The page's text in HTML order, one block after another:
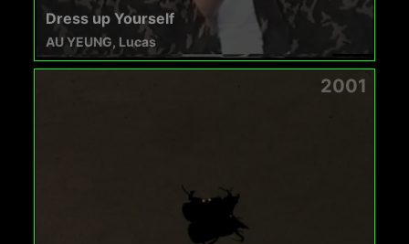
Dress up Yourself
AU YEUNG, Lucas
2001